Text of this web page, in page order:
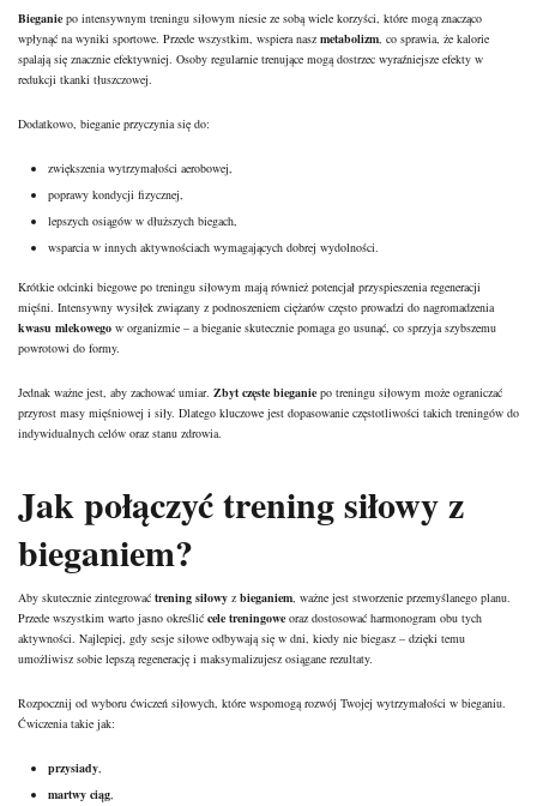
Bieganie po intensywnym treningu siłowym niesie ze sobą wiele korzyści, które mogą znacząco
wpłynąć na wyniki sportowe. Przede wszystkim, wspiera nasz metabolizm, co sprawia, że kalorie
spalają się znacznie efektywniej. Osoby regularnie trenujące mogą dostrzec wyraźniejsze efekty w
redukcji tkanki tłuszczowej.
Dodatkowo, bieganie przyczynia się do:
zwiększenia wytrzymałości aerobowej,
poprawy kondycji fizycznej,
lepszych osiągów w dłuższych biegach,
wsparcia w innych aktywnościach wymagających dobrej wydolności.
Krótkie odcinki biegowe po treningu siłowym mają również potencjał przyspieszenia regeneracji
mięśni. Intensywny wysiłek związany z podnoszeniem ciężarów często prowadzi do nagromadzenia
kwasu mlekowego w organizmie – a bieganie skutecznie pomaga go usunąć, co sprzyja szybszemu
powrotowi do formy.
Jednak ważne jest, aby zachować umiar. Zbyt częste bieganie po treningu siłowym może ograniczać
przyrost masy mięśniowej i siły. Dlatego kluczowe jest dopasowanie częstotliwości takich treningów do
indywidualnych celów oraz stanu zdrowia.
Jak połączyćtrening siłowyz
bieganiem?
Aby skutecznie zintegrować trening siłowy z bieganiem, ważne jest stworzenie przemyślanego planu.
Przede wszystkim warto jasno określić cele treningowe oraz dostosować harmonogram obu tych
aktywności. Najlepiej, gdy sesje siłowe odbywają się w dni, kiedy nie biegasz – dzięki temu
umożliwisz sobie lepszą regenerację i maksymalizujesz osiągane rezultaty.
Rozpocznij od wyboru ćwiczeń siłowych, które wspomogą rozwój Twojej wytrzymałości w bieganiu.
Ćwiczenia takie jak:
przysiady,
martwy ciąg,